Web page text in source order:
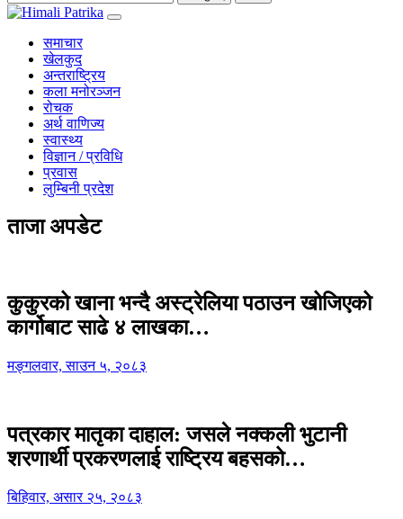
समाचार
खेलकुद
अन्तराष्ट्रिय
कला मनोरञ्जन
रोचक
अर्थ वाणिज्य
स्वास्थ्य
विज्ञान / प्रविधि
प्रवास
लुम्बिनी प्रदेश
ताजा अपडेट
कुकुरको खाना भन्दै अस्ट्रेलिया पठाउन खोजिएको
कार्गोबाट साढे ४ लाखका…
मङ्गलवार, साउन ५, २०८३
पत्रकार मातृका दाहाल: जसले नक्कली भुटानी
शरणार्थी प्रकरणलाई राष्ट्रिय बहसको…
बिहिवार, असार २५, २०८३